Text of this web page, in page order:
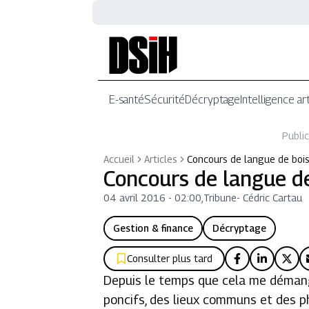
E-santéSécuritéDécryptageIntelligence
Accueil
Articles Concours de langue de
Concours de langue
04 avril 2016 - 02:00 Tribune-Cédric Cartau
Gestion & finance Décryptage
Consulter plus tard
Depuis le temps que cela me
poncifs, des lieux communs et des